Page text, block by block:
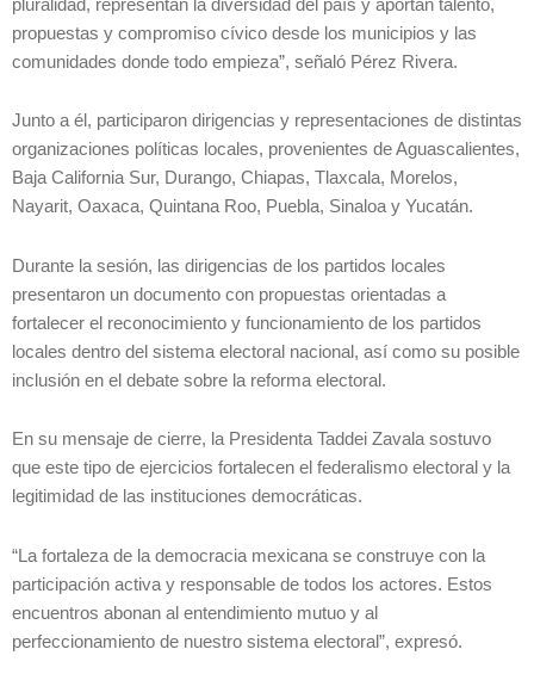
pluralidad, representan la diversidad del país y aportan talento,
propuestas y compromiso cívico desde los municipios y las
comunidades donde todo empieza”, señaló Pérez Rivera.
Junto a él, participaron dirigencias y representaciones de distintas
organizaciones políticas locales, provenientes de Aguascalientes,
Baja California Sur, Durango, Chiapas, Tlaxcala, Morelos,
Nayarit, Oaxaca, Quintana Roo, Puebla, Sinaloa y Yucatán.
Durante la sesión, las dirigencias de los partidos locales
presentaron un documento con propuestas orientadas a
fortalecer el reconocimiento y funcionamiento de los partidos
locales dentro del sistema electoral nacional, así como su posible
inclusión en el debate sobre la reforma electoral.
En su mensaje de cierre, la Presidenta Taddei Zavala sostuvo
que este tipo de ejercicios fortalecen el federalismo electoral y la
legitimidad de las instituciones democráticas.
“La fortaleza de la democracia mexicana se construye con la
participación activa y responsable de todos los actores. Estos
encuentros abonan al entendimiento mutuo y al
perfeccionamiento de nuestro sistema electoral”, expresó.